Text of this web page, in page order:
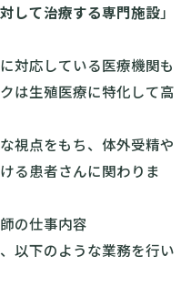
して治療する専門施設」
対応している医療機関も
は生殖医療に特化して高
視点をもち、体外受精や
る患者さんに関わりま
の仕事内容
以下のような業務を行い